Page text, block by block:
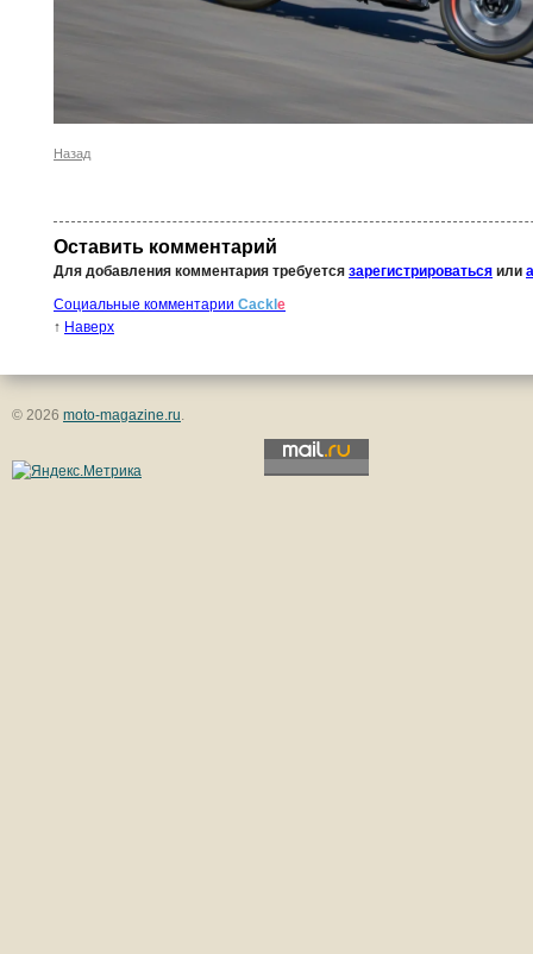
Назад
Оставить комментарий
Для добавления комментария требуется зарегистрироваться или
Социальные комментарии Cackl e
↑ Наверх
© 2026 moto-magazine.ru.